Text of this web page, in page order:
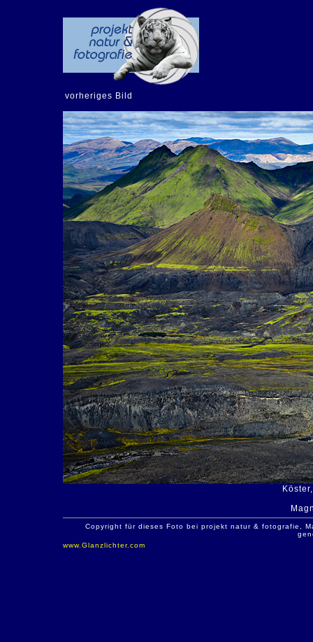
vorheriges Bild
Copyright für dieses Foto bei projekt natur & fotografie,
www.Glanzlichter.com